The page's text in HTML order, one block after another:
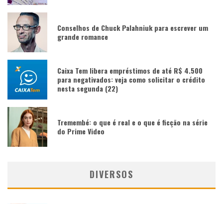
Conselhos de Chuck Palahniuk para escrever um
grande romance
Caixa Tem libera empréstimos de até R$ 4.500
para negativados: veja como solicitar o crédito
nesta segunda (22)
Tremembé: o que é real e o que é ficção na série
do Prime Video
DIVERSOS